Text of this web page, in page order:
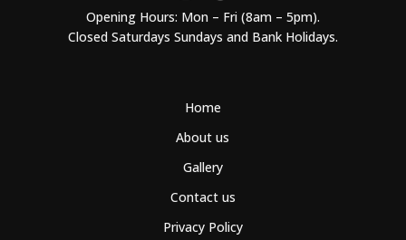
Opening Hours: Mon – Fri (8am – 5pm).
Closed Saturdays Sundays and Bank Holidays.
Home
About us
Gallery
Contact us
Privacy Policy